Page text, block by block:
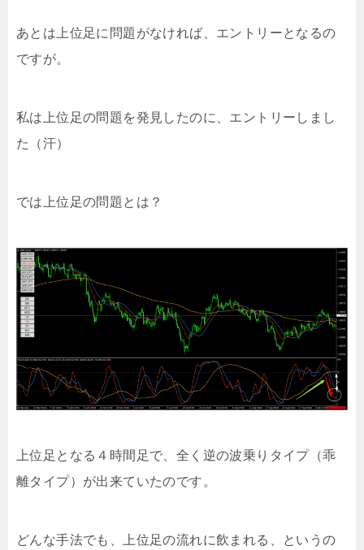
あとは上位足に問題がなければ、エントリーとなるの
ですが。
私は上位足の問題を発見したのに、エントリーしまし
た（汗）
では上位足の問題とは？
上位足となる４時間足で、全く逆の波乗りタイプ（乖
離タイプ）が出来ていたのです。
どんな手法でも、上位足の流れに飲まれる、というの